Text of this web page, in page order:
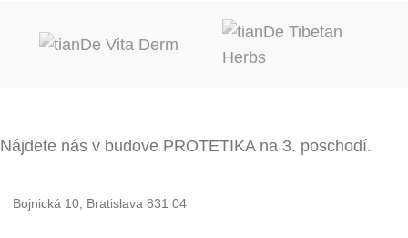
Nájdete nás v budove PROTETIKA na 3. poschodí.
Bojnická 10, Bratislava 831 04